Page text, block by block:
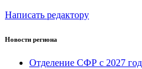
Написать редактору
Новости региона
Отделение СФР с 2027